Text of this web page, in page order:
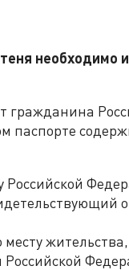
необходимо
гражданина
паспорте